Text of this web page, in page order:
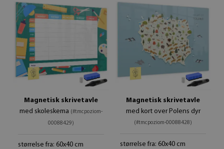
Magnetisk skrivetavle
med skoleskema (#tmcpoziom-
00088429)
størrelse fra: 60x40 cm
Magnetisk skrivetavle
med kort over Polens dyr
(#tmcpoziom-00088428)
størrelse fra: 60x40 cm